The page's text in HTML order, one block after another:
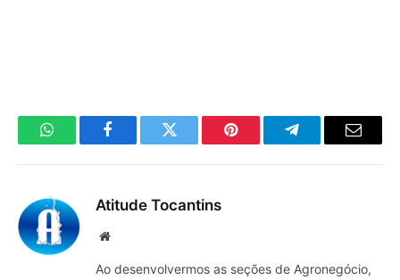
WhatsAppFacebookTwitter Pinterest TelegramaE-
Atitude Tocantins
Site
Ao desenvolvermos as seções de Agronegócio,